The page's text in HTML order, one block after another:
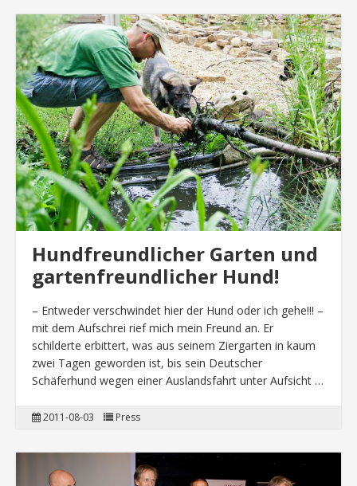
Hundfreundlicher Garten und
gartenfreundlicher Hund!
– Entweder verschwindet hier der Hund oder ich gehe!!! –
mit dem Aufschrei rief mich mein Freund an. Er
schilderte erbittert, was aus seinem Ziergarten in kaum
zwei Tagen geworden ist, bis sein Deutscher
Schäferhund wegen einer Auslandsfahrt unter Aufsicht …
2011-08-03 Press